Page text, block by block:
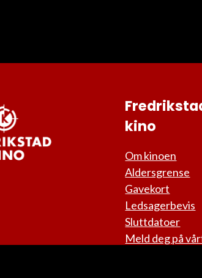
kino
Om kinoen
Aldersgrense
Gavekort
Ledsagerbevis
Sluttdatoer
Meld deg på